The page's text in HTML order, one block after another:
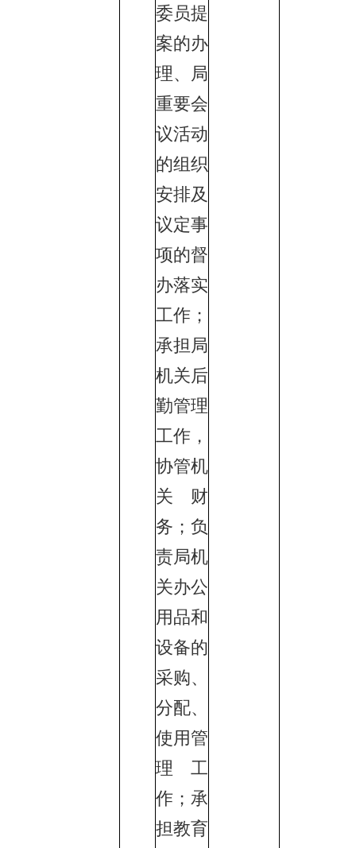
委员提
案的办
理、局
重要会
议活动
的组织
安排及
议定事
项的督
办落实
工作；
承担局
机关后
勤管理
工作，
协管机
关财
务；负
责局机
关办公
用品和
设备的
采购、
分配、
使用管
理工
作；承
担教育